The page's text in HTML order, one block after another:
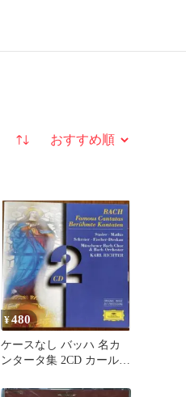
並び替え
¥480
ケースなし バッハ 名カ
ンタータ集 2CD カール・